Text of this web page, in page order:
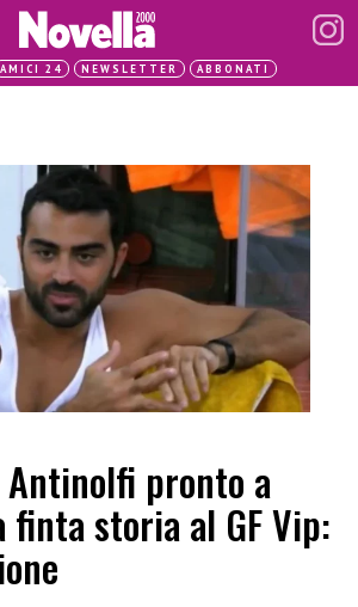
AMICI 24 NEWSLETTER ABBONATI
Antinolfi pronto a
finta storia al GF Vip: